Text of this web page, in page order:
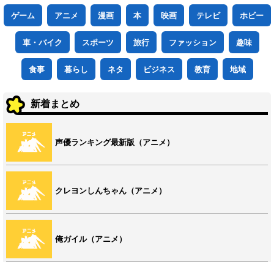
ゲーム アニメ 漫画 本 映画 テレビ ホビー
車・バイク スポーツ 旅行 ファッション 趣味
食事 暮らし ネタ ビジネス 教育 地域
新着まとめ
声優ランキング最新版（アニメ）
クレヨンしんちゃん（アニメ）
俺ガイル（アニメ）